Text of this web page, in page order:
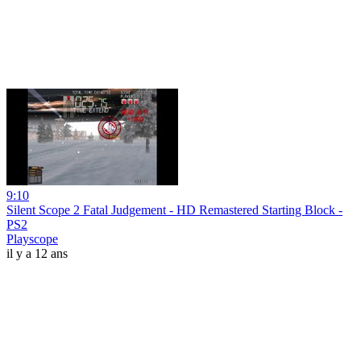
9:10
Silent Scope 2 Fatal Judgement - HD Remastered Starting Block -
PS2
Playscope
il y a 12 ans